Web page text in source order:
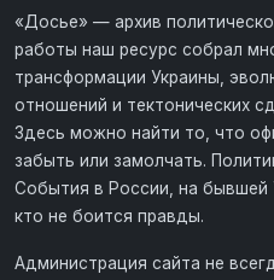
«Досье» — архив
работы наш ресурс собрал
трансформации Украины,
отношений и тектонических
Здесь можно найти то, что
забыть или замолчать.
События в России, на бывшей
кто не боится правды.
Администрация сайта не